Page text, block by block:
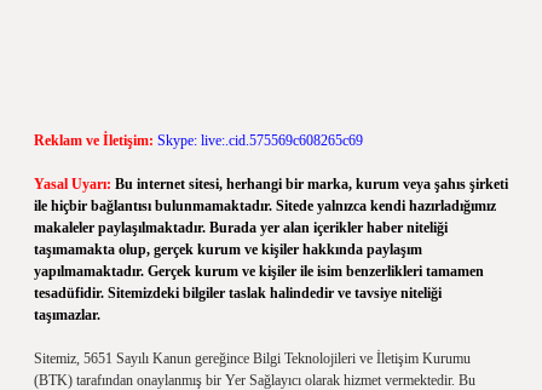
Reklam ve İletişim: Skype: live:.cid.575569c608265c69
Yasal Uyarı: Bu internet sitesi, herhangi bir marka, kurum veya şahıs şirketi
ile hiçbir bağlantısı bulunmamaktadır. Sitede yalnızca kendi hazırladığımız
makaleler paylaşılmaktadır. Burada yer alan içerikler haber niteliği
taşımamakta olup, gerçek kurum ve kişiler hakkında paylaşım
yapılmamaktadır. Gerçek kurum ve kişiler ile isim benzerlikleri tamamen
tesadüfidir. Sitemizdeki bilgiler taslak halindedir ve tavsiye niteliği
taşımazlar.
Sitemiz, 5651 Sayılı Kanun gereğince Bilgi Teknolojileri ve İletişim Kurumu
(BTK) tarafından onaylanmış bir Yer Sağlayıcı olarak hizmet vermektedir. Bu